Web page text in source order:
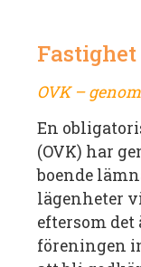
OVK –
En
(OVK) har
boende
lägenheter
eftersom
föreningen